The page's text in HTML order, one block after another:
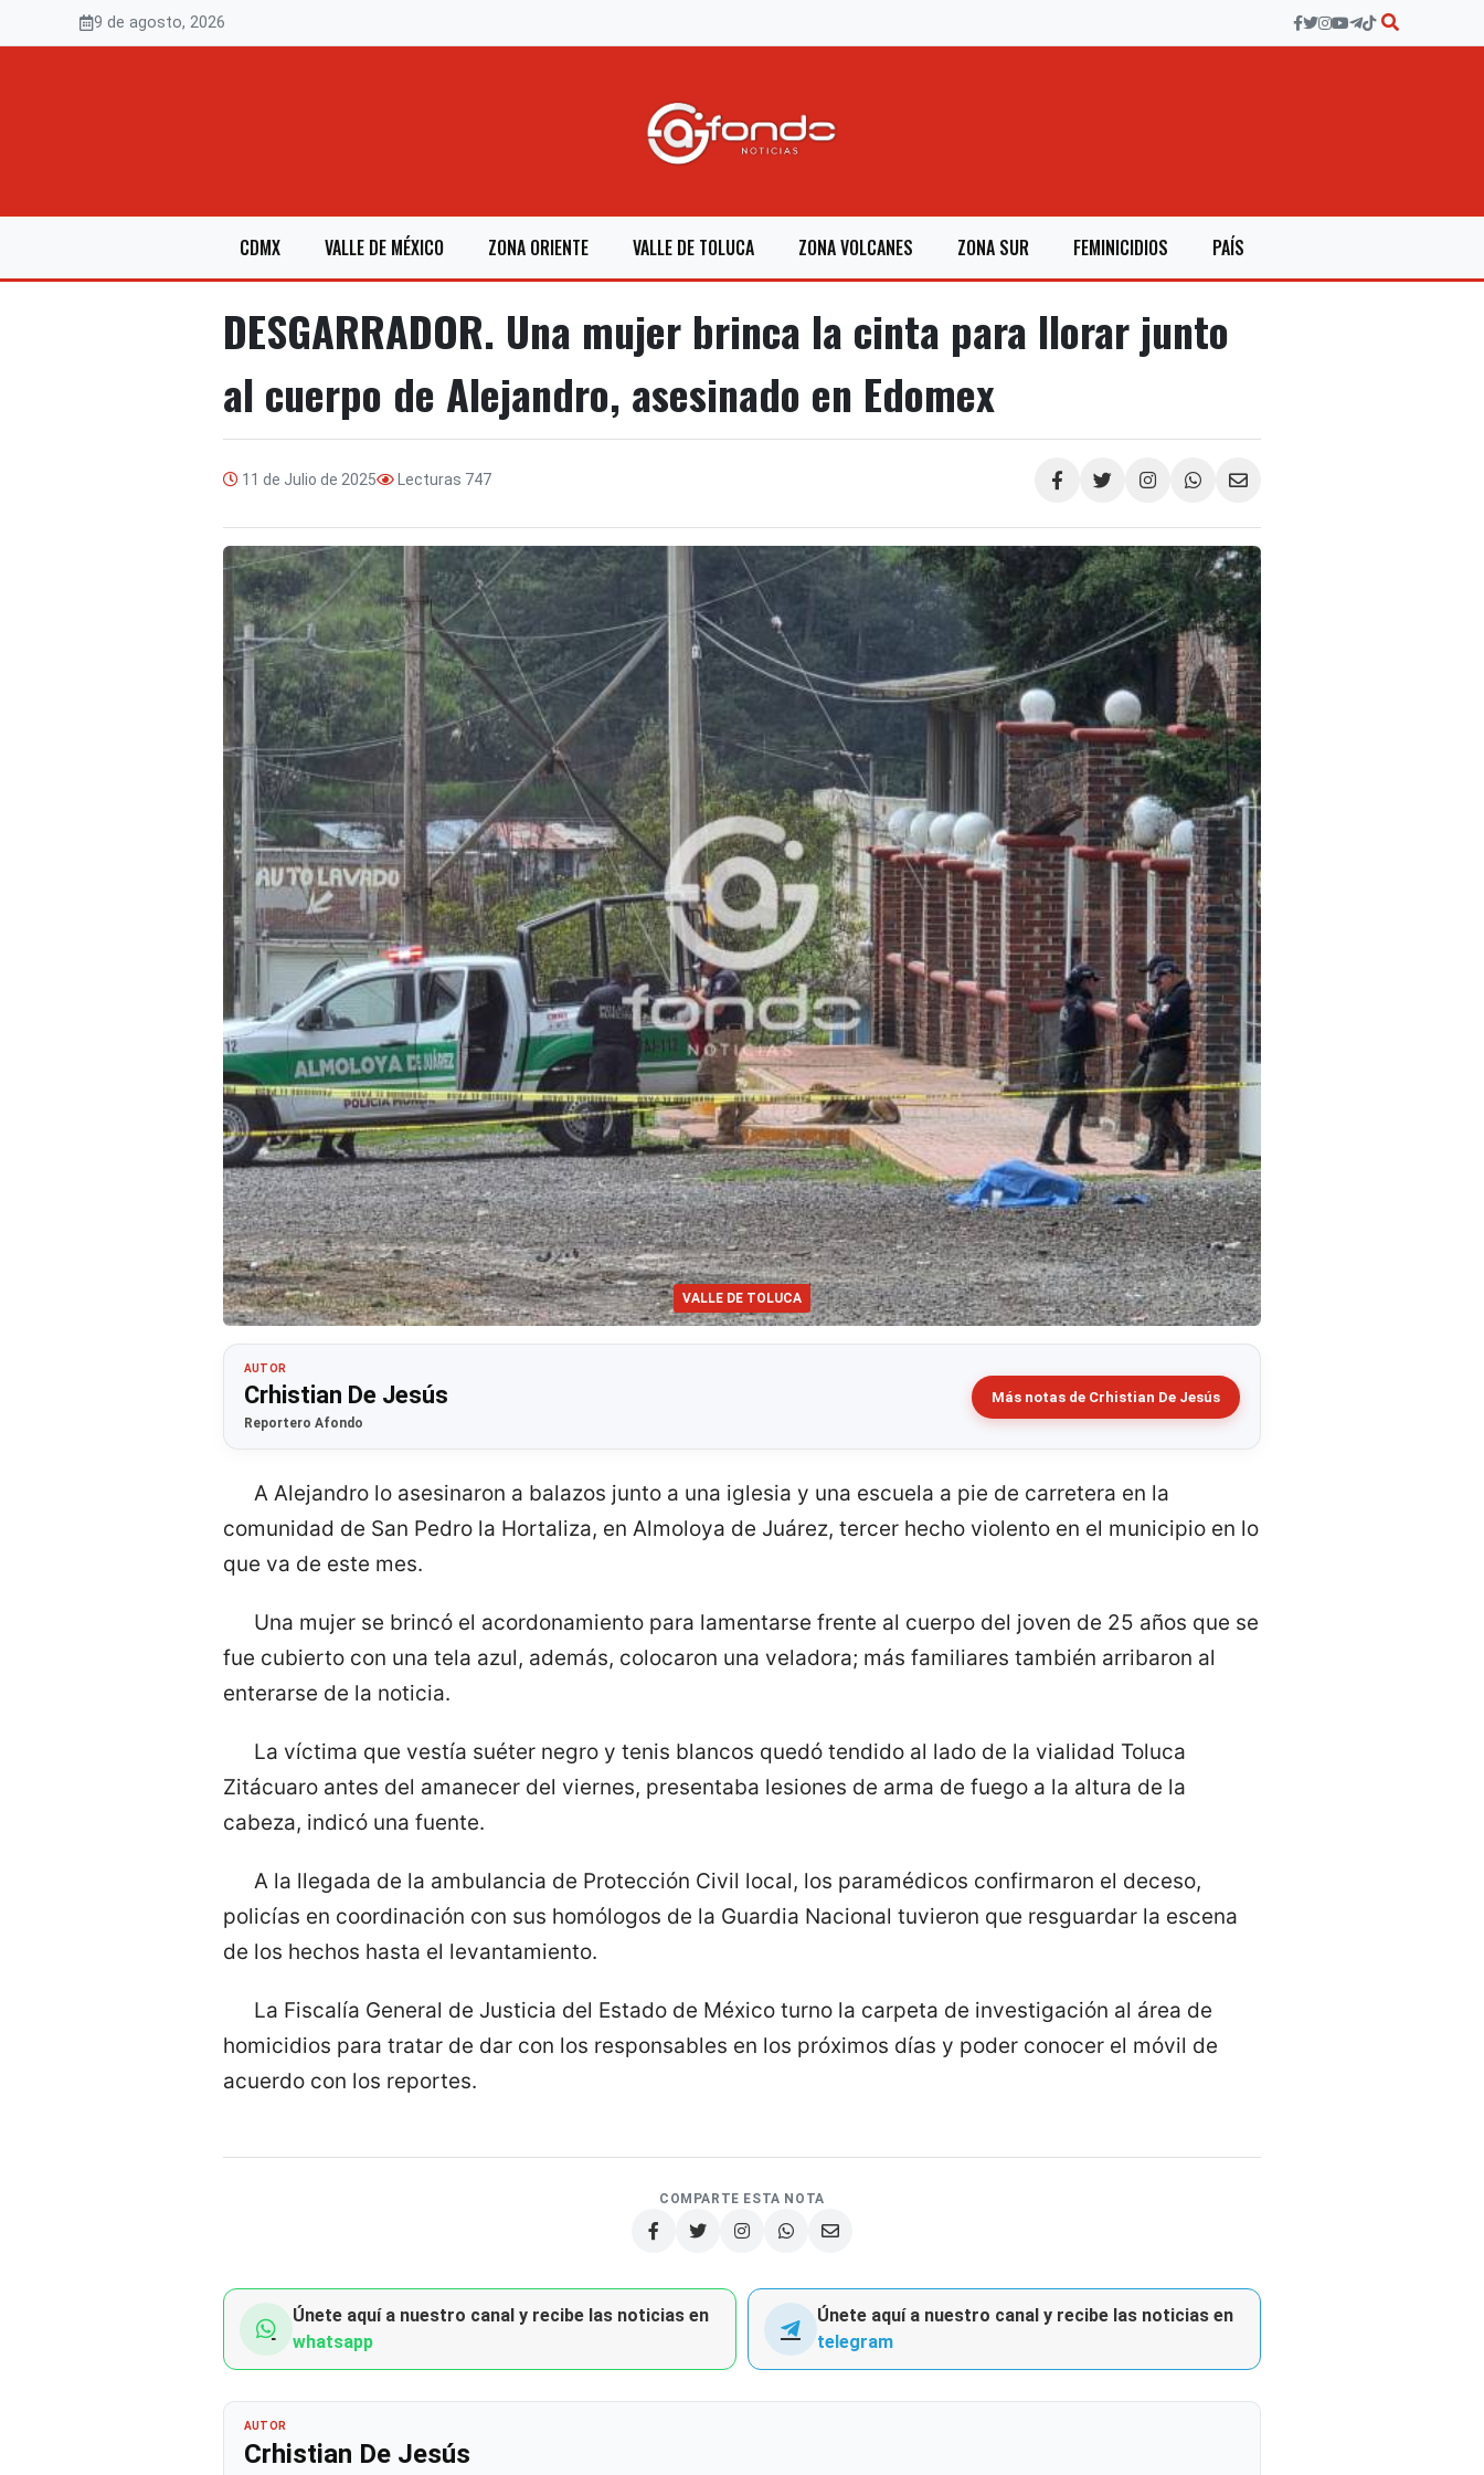
9 de agosto, 2026
CDMX VALLE DE MÉXICO ZONA ORIENTE VALLE DE TOLUCA ZONA VOLCANES ZONA SUR FEMINICIDIOS PAÍS
DESGARRADOR. Una mujer brinca la cinta para llorar junto
al cuerpo de Alejandro, asesinado en Edomex
11 de Julio de 2025 Lecturas 747
Compartir
VALLE DE TOLUCA
AUTOR
Crhistian De Jesús
Reportero Afondo
Más notas de Crhistian De Jesús
A Alejandro lo asesinaron a balazos junto a una iglesia y una escuela a pie de carretera en la
comunidad de San Pedro la Hortaliza, en Almoloya de Juárez, tercer hecho violento en el municipio en lo
que va de este mes.
Una mujer se brincó el acordonamiento para lamentarse frente al cuerpo del joven de 25 años que se
fue cubierto con una tela azul, además, colocaron una veladora; más familiares también arribaron al
enterarse de la noticia.
La víctima que vestía suéter negro y tenis blancos quedó tendido al lado de la vialidad Toluca
Zitácuaro antes del amanecer del viernes, presentaba lesiones de arma de fuego a la altura de la
cabeza, indicó una fuente.
A la llegada de la ambulancia de Protección Civil local, los paramédicos confirmaron el deceso,
policías en coordinación con sus homólogos de la Guardia Nacional tuvieron que resguardar la escena
de los hechos hasta el levantamiento.
La Fiscalía General de Justicia del Estado de México turno la carpeta de investigación al área de
homicidios para tratar de dar con los responsables en los próximos días y poder conocer el móvil de
acuerdo con los reportes.
COMPARTE ESTA NOTA
Únete aquí a nuestro canal y recibe las noticias en
whatsapp
Únete aquí a nuestro canal y recibe las noticias en
telegram
AUTOR
Crhistian De Jesús